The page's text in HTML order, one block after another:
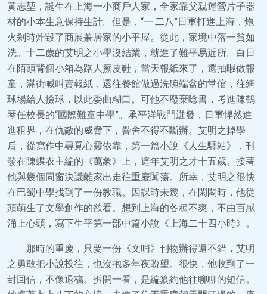
黃志堃，誕生在上海一小商戶人家，全家靠父親運營片子器
材的小本生意保持生計。但是，“一·二八”日軍打進上海，炮
火剎時炸毀了商展兼居家的小平屋。從此，家境中落一貧如
洗。十二歲的艾明之小學沒結業，就進了難平易近所。白日
在陌頭背個小箱為路人擦皮鞋，當天報紙來了，還抽暇做報
童，滿街喊叫賣報紙，還往餐館做過洗碗端盆的堂倌，往網
球場給人撿球，以此委曲糊口。可他不廢棄唸書，考進陳鶴
琴任校長的“國際難童中學”。承平洋戰鬥迸發，日軍悍然進
進租界，在仇敵的威脅下，黌舍不得不斷辦。艾明之掉學
后，從寫作中尋覓心靈依靠，第一篇小說《人生驛站》，刊
發在陳蝶衣主編的《萬象》上，這年艾明之才十五歲。接著
他與幾個同窗決議離家出走往重慶闖蕩。所幸，艾明之很快
在巴蜀中學找到了一份教職。因課時未幾，在閑悶時，他從
頭萌生了文學創作的欲看。想到上海的各種不爽，不由百感
涌上心頭，寫下生平第一部中篇小說《上海二十四小時》。
那時的重慶，只要一份《文哨》刊物辦得還不錯，艾明
之勇敢把小說投往，也沒抱多年夜盼望。很快，他收到了一
封回信，不像退稿。拆開一看，是編纂約他往聊聊的短信。